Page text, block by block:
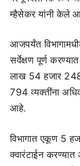
म्हैसेकर यांनी केले
आजपर्यंत
सर्वेक्षण पूर्ण
लाख 54 हजार 248
794 व्यक्तींना
आहे.
विभागात एकूण 5
क्वारंटाईन